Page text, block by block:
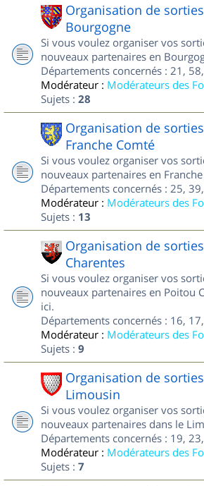
Organisation de
Bourgogne
Si vous voulez organiser vos
nouveaux partenaires en
Départements concernés : 21,
Modérateur : Modérateurs des
Sujets : 28
Organisation de
Franche Comté
Si vous voulez organiser vos
nouveaux partenaires en
Départements concernés : 25,
Modérateur : Modérateurs des
Sujets : 13
Organisation de
Charentes
Si vous voulez organiser vos
nouveaux partenaires en Poitou
ici.
Départements concernés : 16,
Modérateur : Modérateurs des
Sujets : 9
Organisation de
Limousin
Si vous voulez organiser vos
nouveaux partenaires dans le
Départements concernés : 19,
Modérateur : Modérateurs des
Sujets : 7